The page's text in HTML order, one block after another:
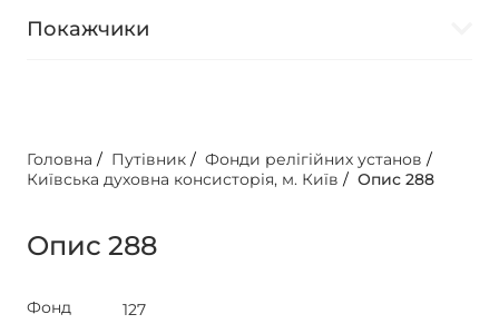
Покажчики
Головна / Путівник / Фонди релігійних установ /
Київська духовна консисторія, м. Київ / Опис 288
Опис 288
Фонд
127